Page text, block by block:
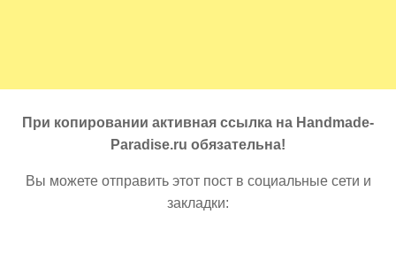
При копировании активная ссылка на Handmade-
Paradise.ru обязательна!
Вы можете отправить этот пост в социальные сети и
закладки: